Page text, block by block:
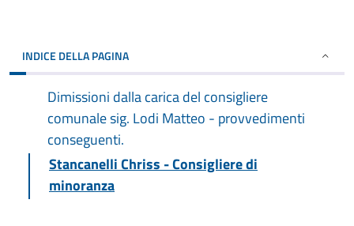
INDICE DELLA PAGINA
Dimissioni dalla carica del consigliere
comunale sig. Lodi Matteo - provvedimenti
conseguenti.
Stancanelli Chriss - Consigliere di
minoranza